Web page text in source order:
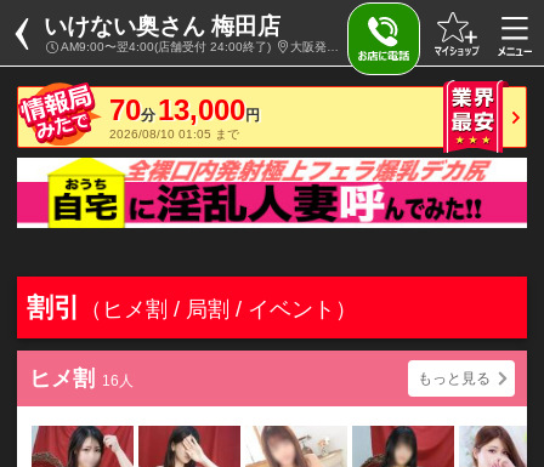
いけない奥さん 梅田店
AM9:00〜翌4:00(店舗受付 24:00終了) 大阪発・近郊 / 人妻ホテヘル＆デリヘル
70分 13,000円
2026/08/10 01:05 まで
割引 （ヒメ割 / 局割 / イベント）
ヒメ割 16人 もっと見る